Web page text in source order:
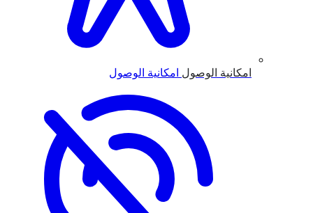
امكانية الوصول امكانية الوصول